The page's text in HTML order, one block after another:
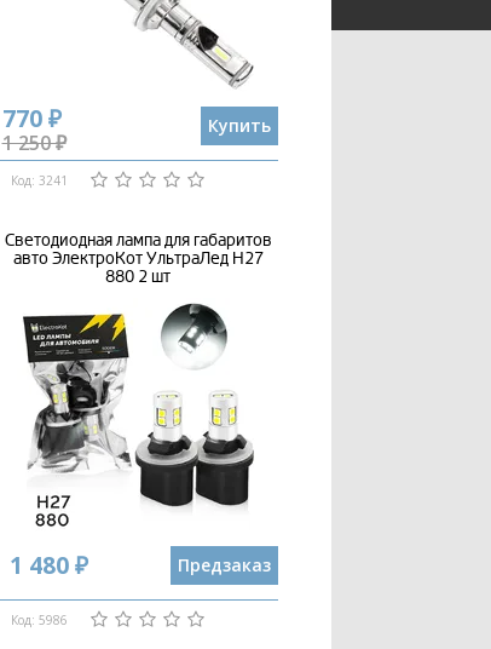
770 ₽
1 250 ₽
Купить
Код: 3241
Светодиодная лампа для габаритов
авто ЭлектроКот УльтраЛед H27
880 2 шт
1 480 ₽ Предзаказ
Код: 5986